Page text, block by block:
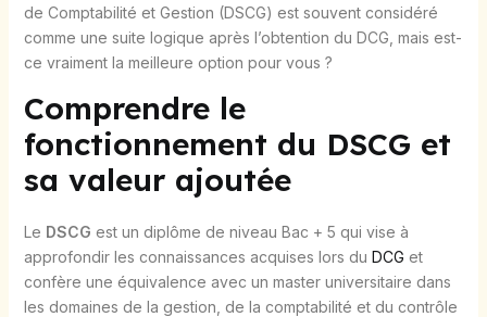
de Comptabilité et Gestion (DSCG) est souvent considéré
comme une suite logique après l’obtention du DCG, mais est-
ce vraiment la meilleure option pour vous ?
Comprendre le
fonctionnement du DSCG et
sa valeur ajoutée
Le DSCG est un diplôme de niveau Bac + 5 qui vise à
approfondir les connaissances acquises lors du DCG et
confère une équivalence avec un master universitaire dans
les domaines de la gestion, de la comptabilité et du contrôle